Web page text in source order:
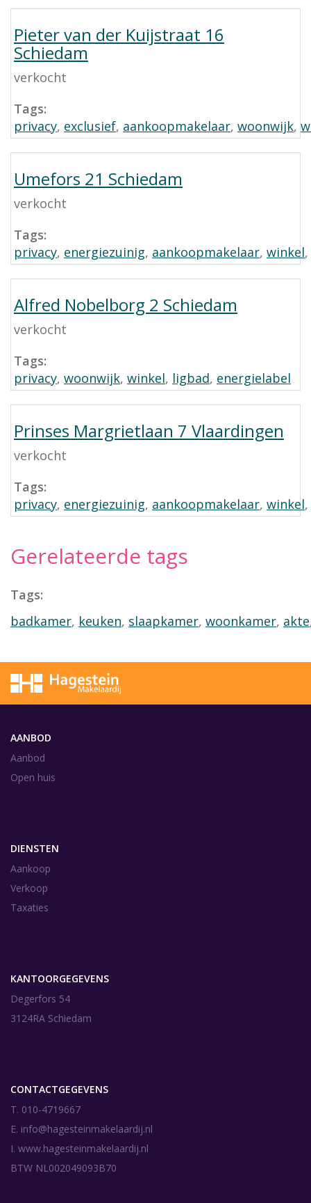
Pieter van der Kuijstraat 16
Schiedam
verkocht
Tags:
privacy, exclusief, aankoopmakelaar, woonwijk,
Umefors 21 Schiedam
verkocht
Tags:
privacy, energiezuinig, aankoopmakelaar, winkel,
Alfred Nobelborg 2 Schiedam
verkocht
Tags:
privacy, woonwijk, winkel, ligbad, energielabel
Prinses Margrietlaan 7 Vlaardingen
verkocht
Tags:
privacy, energiezuinig, aankoopmakelaar, winkel,
Gerelateerde tags
Tags:
badkamer, keuken, slaapkamer, woonkamer, akte
AANBOD
Aanbod
Open huis
DIENSTEN
Aankoop
Verkoop
Taxaties
KANTOORGEGEVENS
Degerfors 54
3124RA Schiedam
CONTACTGEGEVENS
T. 010-4719667
E. info@hagesteinmakelaardij.nl
I. www.hagesteinmakelaardij.nl
BTW NL002049093B70